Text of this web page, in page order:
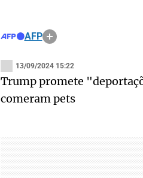
AFP
13/09/2024 15:22
Trump promete
comeram pets